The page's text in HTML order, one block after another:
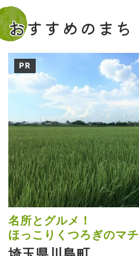
おすすめのまち
PR
名所とグルメ！
ほっこりくつろぎのマチ